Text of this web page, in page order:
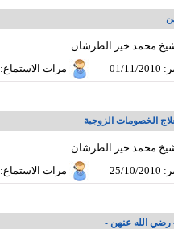
محمد خير الطرشان
مرات الاستماع: 2599
الخصومات الزوجية
محمد خير الطرشان
مرات الاستماع: 2610
رضي الله عنهن -